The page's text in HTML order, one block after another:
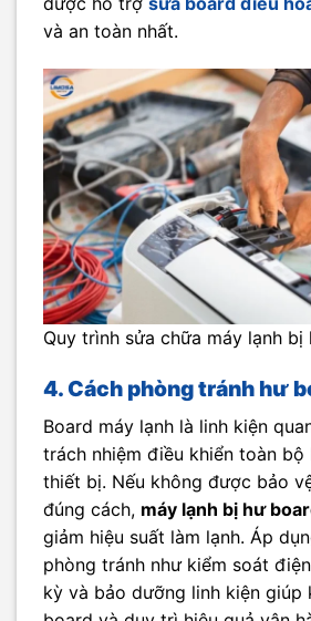
và an toàn nhất.
Quy trình sửa chữa máy lạnh bị
4. Cách phòng tránh hư
Board máy lạnh là linh kiện
trách nhiệm điều khiển toàn bộ
thiết bị. Nếu không được bảo
đúng cách, máy lạnh bị hư
giảm hiệu suất làm lạnh. Áp
phòng tránh như kiểm soát
kỳ và bảo dưỡng linh kiện giúp